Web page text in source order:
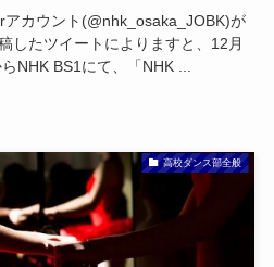
カウント(@nhk_osaka_JOBK)が
したツイートによりますと、12月
NHK BS1にて、「NHK ...
高校ダンス部全般